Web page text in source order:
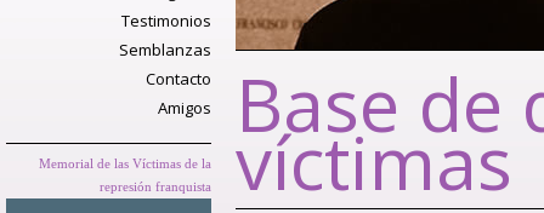
Testimonios
Semblanzas
Contacto
Amigos
Memorial de las Víctimas de la
represión franquista
Base de
víctimas